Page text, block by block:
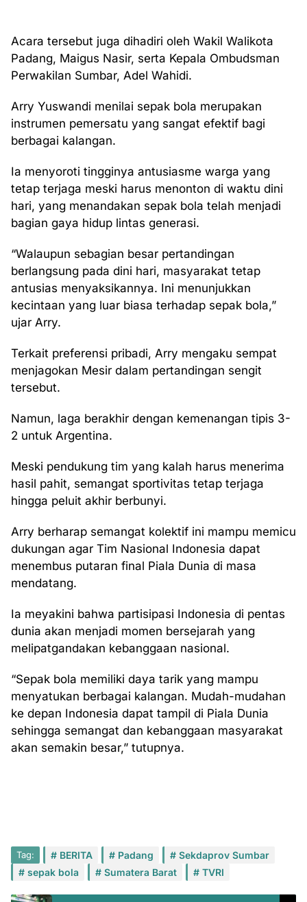
Acara tersebut juga dihadiri oleh Wakil Walikota
Padang, Maigus Nasir, serta Kepala Ombudsman
Perwakilan Sumbar, Adel Wahidi.
Arry Yuswandi menilai sepak bola merupakan
instrumen pemersatu yang sangat efektif bagi
berbagai kalangan.
Ia menyoroti tingginya antusiasme warga yang
tetap terjaga meski harus menonton di waktu dini
hari, yang menandakan sepak bola telah menjadi
bagian gaya hidup lintas generasi.
“Walaupun sebagian besar pertandingan
berlangsung pada dini hari, masyarakat tetap
antusias menyaksikannya. Ini menunjukkan
kecintaan yang luar biasa terhadap sepak bola,”
ujar Arry.
Terkait preferensi pribadi, Arry mengaku sempat
menjagokan Mesir dalam pertandingan sengit
tersebut.
Namun, laga berakhir dengan kemenangan tipis 3-
2 untuk Argentina.
Meski pendukung tim yang kalah harus menerima
hasil pahit, semangat sportivitas tetap terjaga
hingga peluit akhir berbunyi.
Arry berharap semangat kolektif ini mampu memicu
dukungan agar Tim Nasional Indonesia dapat
menembus putaran final Piala Dunia di masa
mendatang.
Ia meyakini bahwa partisipasi Indonesia di pentas
dunia akan menjadi momen bersejarah yang
melipatgandakan kebanggaan nasional.
“Sepak bola memiliki daya tarik yang mampu
menyatukan berbagai kalangan. Mudah-mudahan
ke depan Indonesia dapat tampil di Piala Dunia
sehingga semangat dan kebanggaan masyarakat
akan semakin besar,” tutupnya.
Tag: BERITA Padang
Sekdaprov Sumbar
sepak bola
Sumatera Barat TVRI